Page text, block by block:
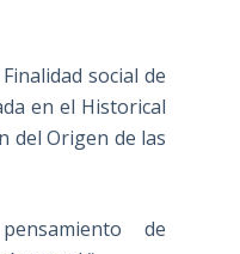
social de
en el Historical
del Origen de las